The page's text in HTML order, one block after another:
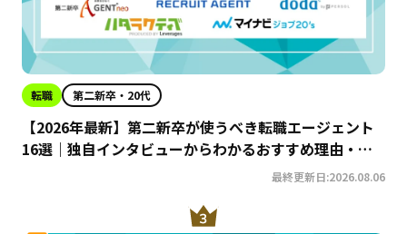
転職 第二新卒・20代
【2026年最新】第二新卒が使うべき転職エージェント
16選｜独自インタビューからわかるおすすめ理由・サ
最終更新日:2026.08.06